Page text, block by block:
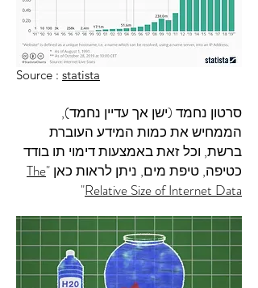
Source : statista
סרטון נחמד (ישן אך עדיין נחמד),
הממחיש את כמות המידע העוברת
ברשת, וכל זאת באמצעות דימוי תו בודד
כטיפה, טיפת מים, ניתן לראות כאן "The
Relative Size of Internet Data
"